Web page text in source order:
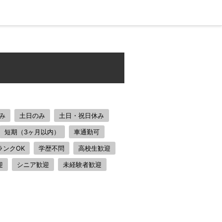
土日のみ 土日・祝日休み
短期（3ヶ月以内） 車通勤可
ンクOK 学歴不問 高校生歓迎
シニア歓迎 未経験者歓迎